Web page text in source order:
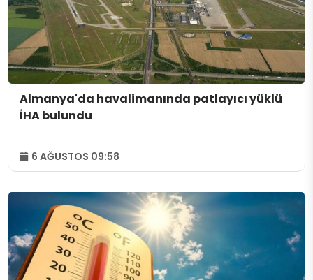
Almanya'da havalimanında patlayıcı yüklü
İHA bulundu
6 AĞUSTOS 09:58